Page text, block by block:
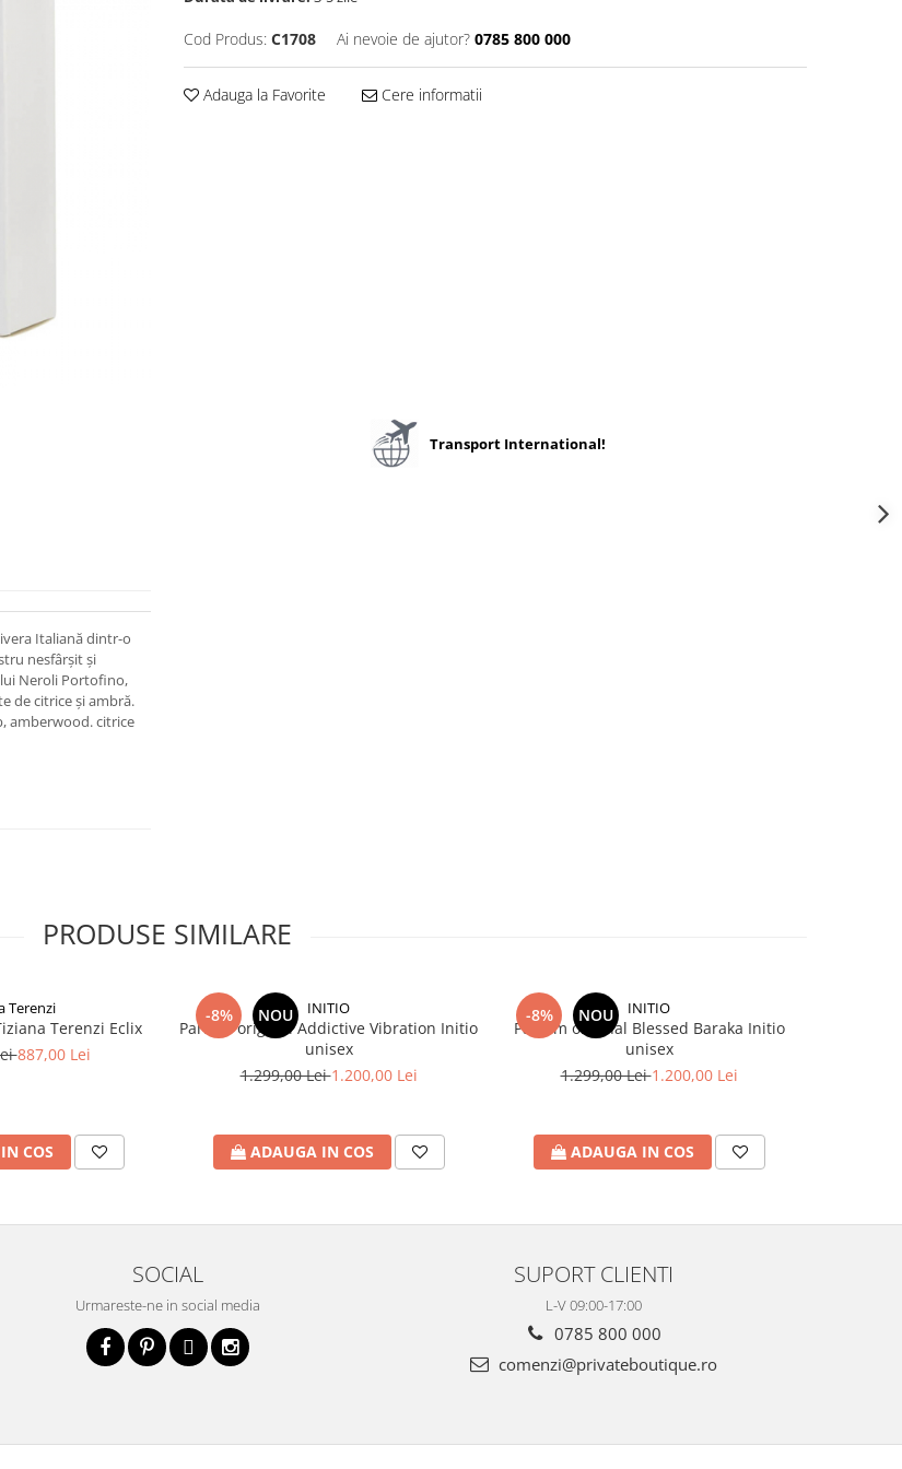
Cod Produs: C1708 Ai nevoie de ajutor? 0785 800 000
Adauga la Favorite Cere informatii
Transport International!
Italiană dintr-o
nesfârșit și
Neroli Portofino,
de citrice și ambră.
amberwood. citrice
PRODUSE SIMILARE
Terenzi
Terenzi Eclix
887,00 Lei
COS
-8% NOU INITIO
Parfum original Addictive Vibration Initio
unisex
1.299,00 Lei1.200,00 Lei
ADAUGA IN COS
-8% NOU INITIO
Parfum original Blessed Baraka Initio
unisex
1.299,00 Lei1.200,00 Lei
ADAUGA IN COS
SOCIAL
Urmareste-ne in social media
SUPORT CLIENTI
L-V 09:00-17:00
0785 800 000
comenzi@privateboutique.ro